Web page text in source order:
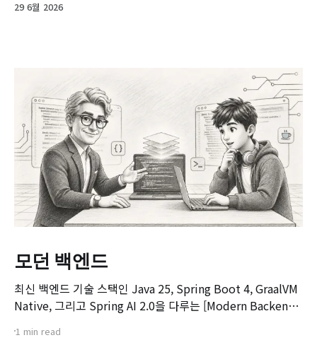
29 6월 2026
모던 백엔드
최신 백엔드 기술 스택인 Java 25, Spring Boot 4, GraalVM
Native, 그리고 Spring AI 2.0을 다루는 [Modern Backend]
존 Spring Boot 환경에서 서비스를 구축하고 배포해보신 개
1 min read